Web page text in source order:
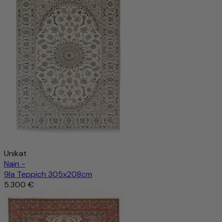
Unikat
Nain -
9la Teppich 305x208cm
5.300 €